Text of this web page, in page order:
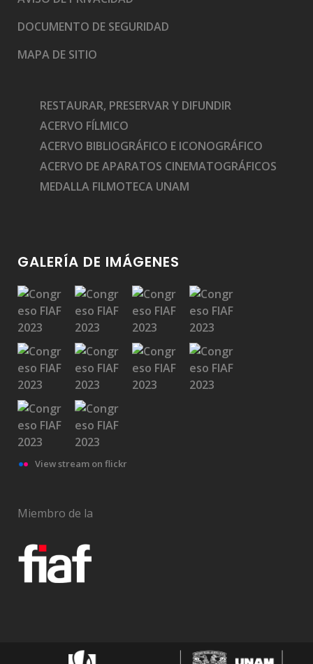
DOCUMENTO DE SEGURIDAD
MAPA DE SITIO
RESTAURAR, PRESERVAR Y DIFUNDIR
ACERVO FÍLMICO
ACERVO BIBLIOGRÁFICO E ICONOGRÁFICO
ACERVO DE APARATOS CINEMATOGRÁFICOS
MEDALLA FILMOTECA UNAM
GALERÍA DE IMÁGENES
View stream on flickr
Miembro de la